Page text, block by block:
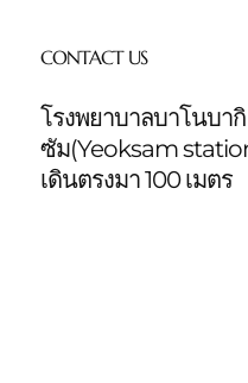
CONTACT US
โรงพยาบาลบาโนบา
ซัม(Yeoksam
เดินตรงมา 100 เมตร